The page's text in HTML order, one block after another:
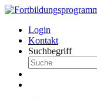
Login
Kontakt
Suchbegriff